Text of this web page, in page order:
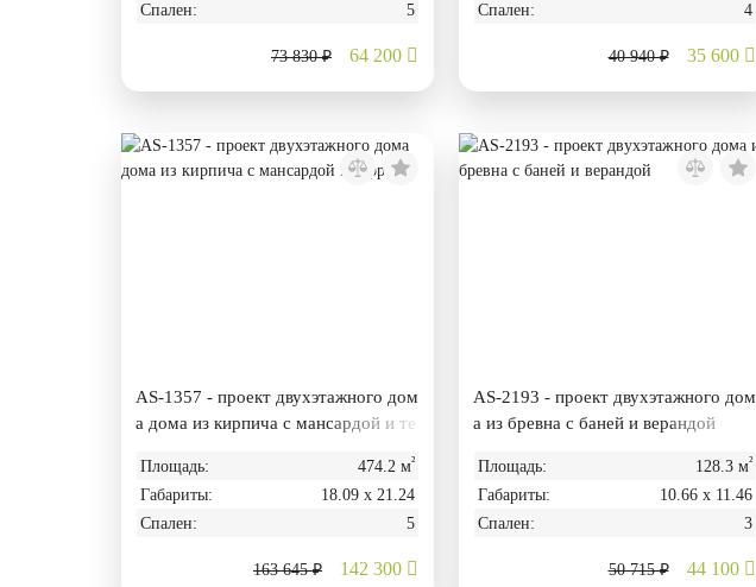
Спален:
5
73 830 ₽ 64 200
Спален:
4
40 940 ₽ 35 600
AS-1357 - проект двухэтажного дом
а дома из кирпича с мансардой и те
Площадь: 474.2 м²
Габариты:
18.09 х 21.24
Спален:
5
163 645 ₽ 142 300
AS-2193 - проект двухэтажного дом
а из бревна с баней и верандой
Площадь: 128.3 м²
Габариты:
10.66 х 11.46
Спален:
3
50 715 ₽ 44 100